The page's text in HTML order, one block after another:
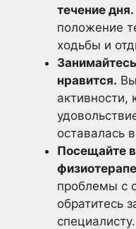
течение дня.
положение
ходьбы и
нравится.
активности,
оставалась
Посещайте
проблемы с
обратитесь
специалисту.